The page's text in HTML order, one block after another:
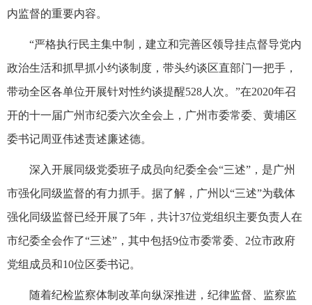
内监督的重要内容。
“严格执行民主集中制，建立和完善区领导挂点督导党内
政治生活和抓早抓小约谈制度，带头约谈区直部门一把手，
带动全区各单位开展针对性约谈提醒528人次。”在2020年召
开的十一届广州市纪委六次全会上，广州市委常委、黄埔区
委书记周亚伟述责述廉述德。
深入开展同级党委班子成员向纪委全会“三述”，是广州
市强化同级监督的有力抓手。据了解，广州以“三述”为载体
强化同级监督已经开展了5年，共计37位党组织主要负责人在
市纪委全会作了“三述”，其中包括9位市委常委、2位市政府
党组成员和10位区委书记。
随着纪检监察体制改革向纵深推进，纪律监督、监察监